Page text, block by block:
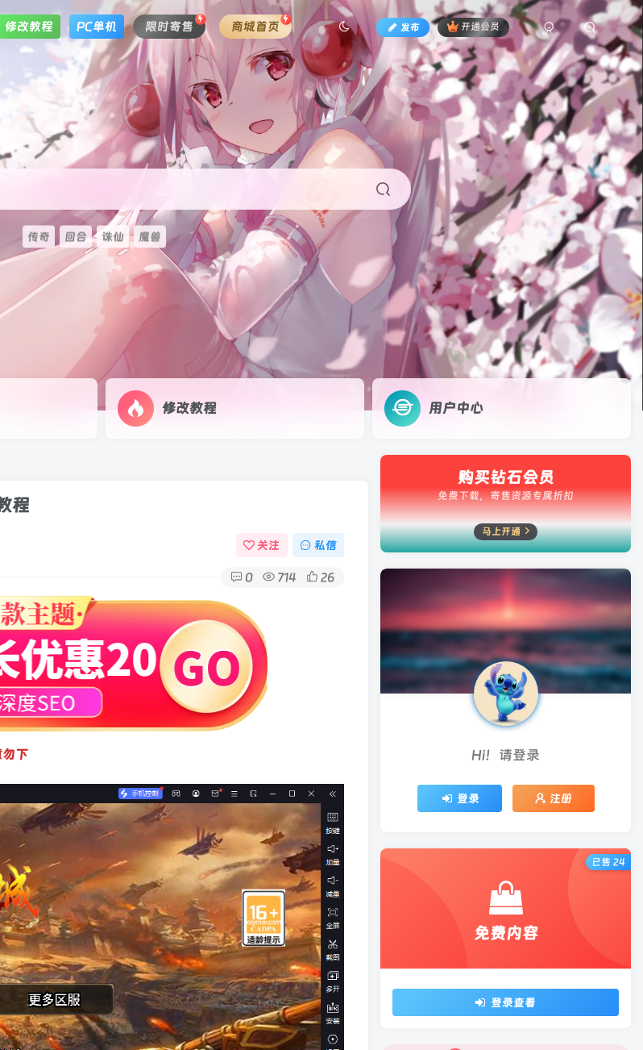
发布 开通会员
修改教程 PC单机 限时寄售 商城首页
传奇 回合 诛仙 魔兽
修改教程 用户中心
程
关注 私信
0 714 26
下
购买钻石会员
免费下载，寄售资源专属折扣
马上开通
Hi！请登录
登录 注册
免费内容
登录查看
已售 24
点击加入本站QQ群